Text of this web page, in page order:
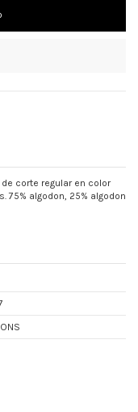
corte regular en color
75% algodon, 25% algodon